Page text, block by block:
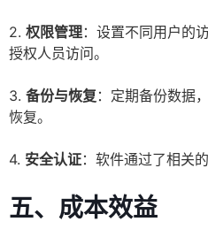
2. 权限管理：设置不同用户的
授权人员访问。
3. 备份与恢复 ：定期备份数据
恢复。
4. 安全认证：软件通过了相关
五、成本效益